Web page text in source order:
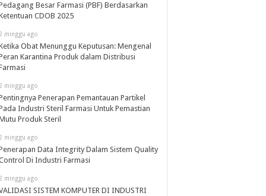
Besar Farmasi (PBF) Berdasarkan
CDOB 2025
minggu ago
Obat Menunggu Keputusan: Mengenal
Karantina Produk dalam Distribusi
minggu ago
Penerapan Pemantauan Partikel
Industri Steril Farmasi Untuk Pemastian
Produk Steril
minggu ago
Data Integrity Dalam Sistem Quality
Di Industri Farmasi
minggu ago
SISTEM KOMPUTER DI INDUSTRI